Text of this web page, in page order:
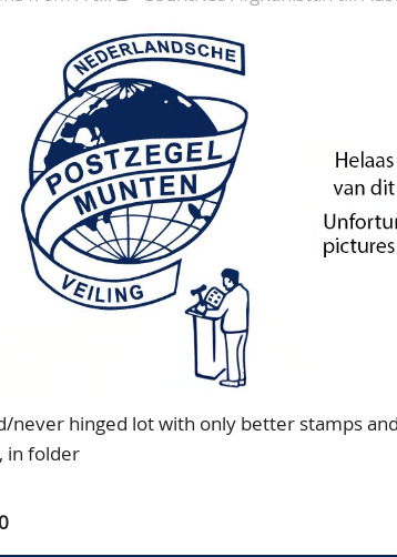
never hinged lot with only better stamps
in folder